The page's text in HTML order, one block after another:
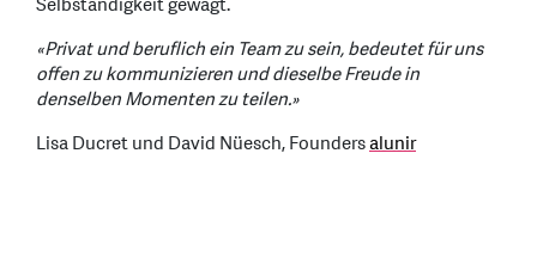
«Privat und beruflich ein Team zu sein, bedeutet für uns
offen zu kommunizieren und dieselbe Freude in
denselben Momenten zu teilen.»
Lisa Ducret und David Nüesch, Foundersalunir